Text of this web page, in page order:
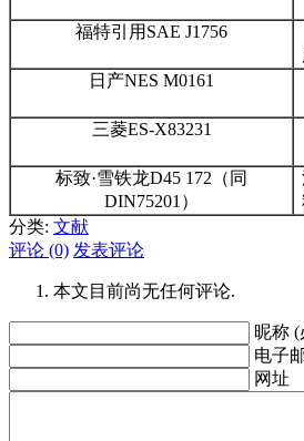
福特引用SAE J1756
日产NES M0161
三菱ES-X83231
标致·雪铁龙D45 172（同
DIN75201）
分类: 文献
评论 (0) 发表评论
本文目前尚无任何评论.
昵称 (
电子
网址